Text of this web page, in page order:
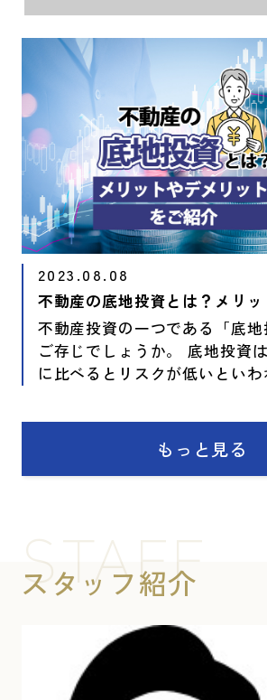
2023.08.08
不動産投資の一つである「底地
ご存じでしょうか。 底地投資
に比べるとリスクが低いといわ
ます。 そこで今回は不動産の
はどのようなものなのか、メリ
メリット、選び方のポイントを
者 松浦 恭平 センチュリー21際 ブ
ログ担当 【 資格：宅地建物取
木造ハウジングコーディネータ
イナンシャル・プランニング技
意な物件は売買物件。 全般セ...
もっと見る
スタッフ紹介
STAFF